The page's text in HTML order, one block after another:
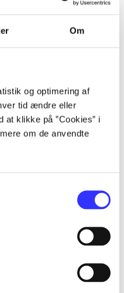
Om
og optimering af
tid ændre eller
klikke på ”Cookies” i
om de anvendte